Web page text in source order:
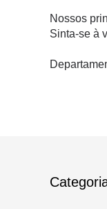
Nossos
Sinta-se à